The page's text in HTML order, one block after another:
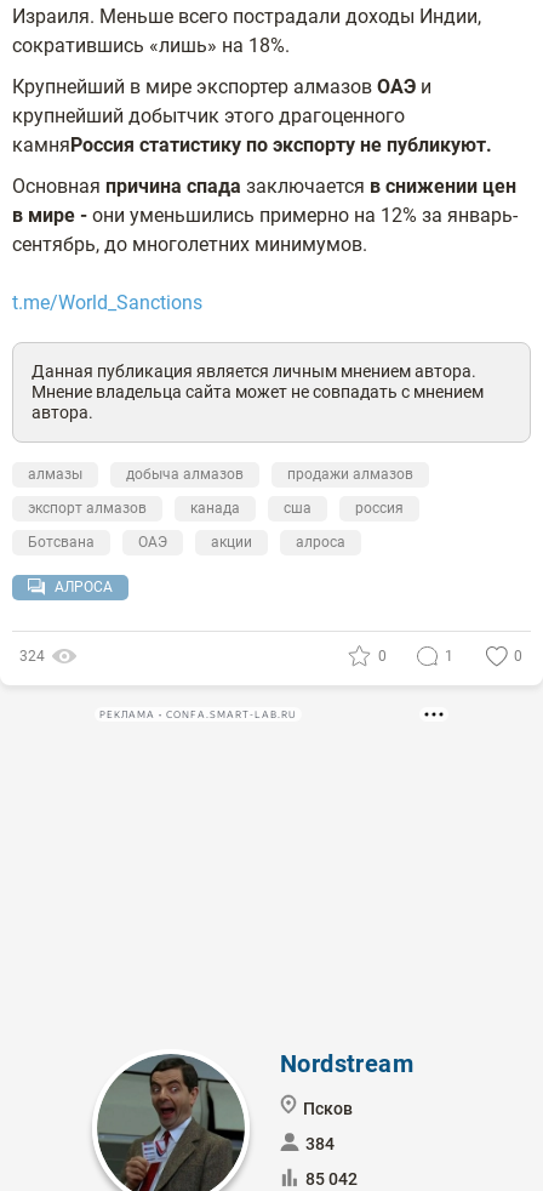
Израиля. Меньше всего пострадали доходы Индии,
сократившись «лишь» на 18%.
Крупнейший в мире экспортер алмазов ОАЭ и
крупнейший добытчик этого драгоценного
камняРоссия статистику по экспорту не публикуют.
Основная причина спада заключается в снижении цен
в мире - они уменьшились примерно на 12% за январь-
сентябрь, до многолетних минимумов.
t.me/World_Sanctions
Данная публикация является личным мнением автора.
Мнение владельца сайта может не совпадать с мнением
автора.
алмазы добыча алмазов
продажи алмазов
экспорт алмазов
канада сша
россия
Ботсвана
ОАЭ акции алроса
АЛРОСА
324 0 1 0
РЕКЛАМА • CONFA.SMART-LAB.RU
Nordstream
Псков
384
85 042